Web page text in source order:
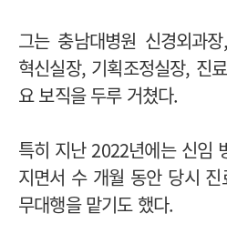
그는 충남대병원 신경외과
혁신실장, 기획조정실장, 진
요 보직을 두루 거쳤다.
특히 지난 2022년에는 신임
지면서 수 개월 동안 당시
무대행을 맡기도 했다.